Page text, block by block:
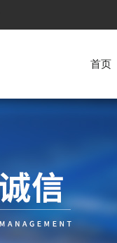
首页